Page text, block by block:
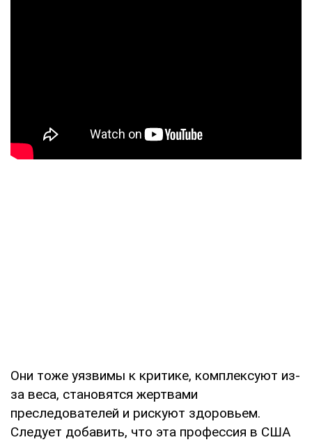
Они тоже уязвимы к критике, комплексуют из-
за веса, становятся жертвами
преследователей и рискуют здоровьем.
Следует добавить, что эта профессия в США